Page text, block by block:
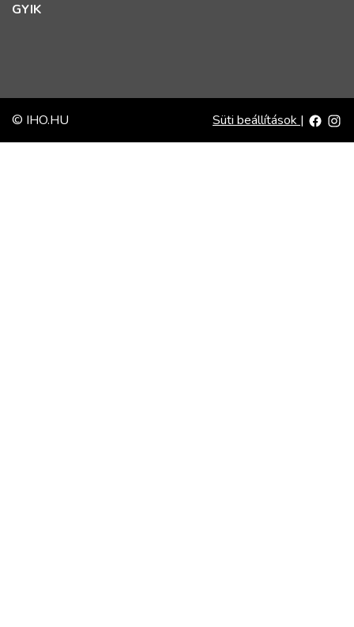
GYIK
© IHO.HU Süti beállítások |